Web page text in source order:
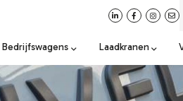
Bedrijfswagens Laadkranen